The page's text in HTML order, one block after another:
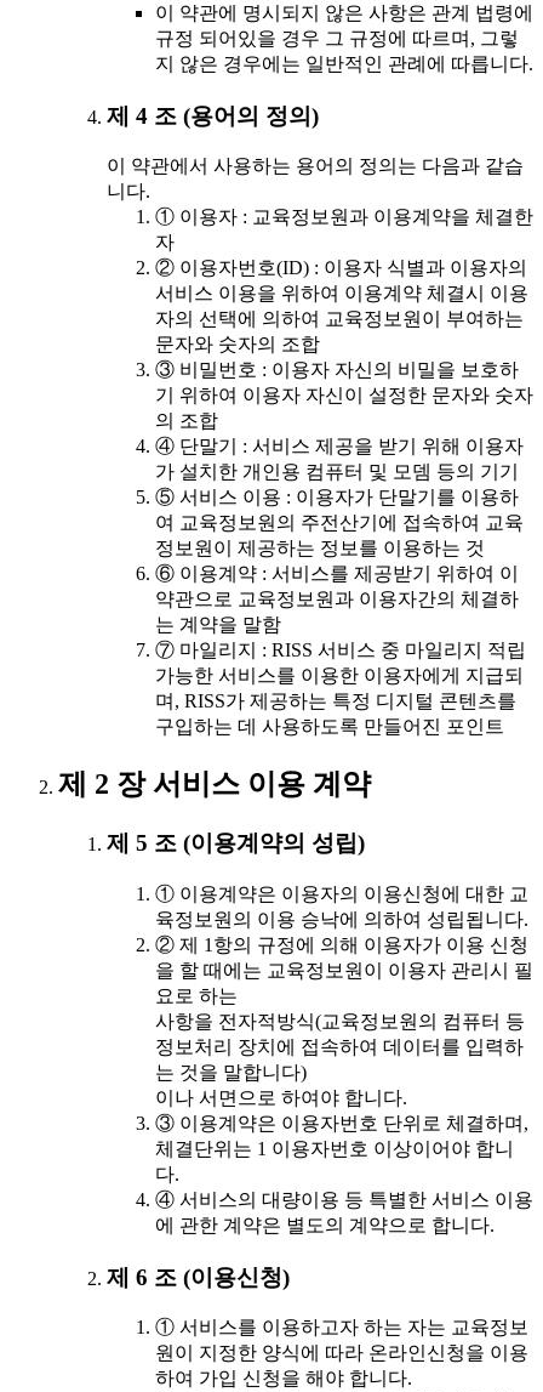
이 약관에 명시되지 않은 사항은 관계 법령에
규정 되어있을 경우 그 규정에 따르며, 그렇
지 않은 경우에는 일반적인 관례에 따릅니다.
제 4 조 (용어의 정의)
이 약관에서 사용하는 용어의 정의는 다음과 같습
니다.
① 이용자 : 교육정보원과 이용계약을 체결한
자
② 이용자번호(ID) : 이용자 식별과 이용자의
서비스 이용을 위하여 이용계약 체결시 이용
자의 선택에 의하여 교육정보원이 부여하는
문자와 숫자의 조합
③ 비밀번호 : 이용자 자신의 비밀을 보호하
기 위하여 이용자 자신이 설정한 문자와 숫자
의 조합
④ 단말기 : 서비스 제공을 받기 위해 이용자
가 설치한 개인용 컴퓨터 및 모뎀 등의 기기
⑤ 서비스 이용 : 이용자가 단말기를 이용하
여 교육정보원의 주전산기에 접속하여 교육
정보원이 제공하는 정보를 이용하는 것
⑥ 이용계약 : 서비스를 제공받기 위하여 이
약관으로 교육정보원과 이용자간의 체결하
는 계약을 말함
⑦ 마일리지 : RISS 서비스 중 마일리지 적립
가능한 서비스를 이용한 이용자에게 지급되
며, RISS가 제공하는 특정 디지털 콘텐츠를
구입하는 데 사용하도록 만들어진 포인트
제 2 장 서비스 이용 계약
제 5 조 (이용계약의 성립)
① 이용계약은 이용자의 이용신청에 대한 교
육정보원의 이용 승낙에 의하여 성립됩니다.
② 제 1항의 규정에 의해 이용자가 이용 신청
을 할 때에는 교육정보원이 이용자 관리시 필
요로 하는
사항을 전자적방식(교육정보원의 컴퓨터 등
정보처리 장치에 접속하여 데이터를 입력하
는 것을 말합니다)
이나 서면으로 하여야 합니다.
③ 이용계약은 이용자번호 단위로 체결하며,
체결단위는 1 이용자번호 이상이어야 합니
다.
④ 서비스의 대량이용 등 특별한 서비스 이용
에 관한 계약은 별도의 계약으로 합니다.
제 6 조 (이용신청)
① 서비스를 이용하고자 하는 자는 교육정보
원이 지정한 양식에 따라 온라인신청을 이용
하여 가입 신청을 해야 합니다.